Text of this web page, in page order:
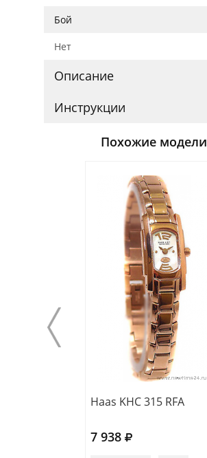
Бой
Нет
Описание
Инструкции
Похожие модели
Haas KHC 315 RFA
7 938